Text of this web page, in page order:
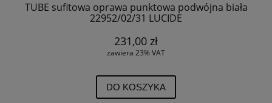
TUBE sufitowa oprawa punktowa podwójna biała
22952/02/31 LUCIDE
231,00 zł
zawiera 23% VAT
DO KOSZYKA